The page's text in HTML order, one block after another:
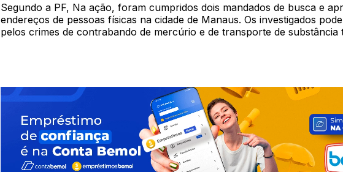
Segundo a PF, Na ação, foram cumpridos dois mandados de busca e
endereços de pessoas físicas na cidade de Manaus. Os investigados
pelos crimes de contrabando de mercúrio e de transporte de substância